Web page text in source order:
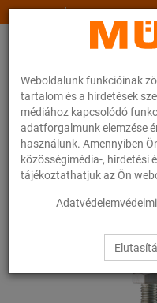
Weboldalunk funkcióinak
tartalom és a hirdetések
médiához kapcsolódó
adatforgalmunk elemzése
használunk. Amennyiben
közösségimédia-, hirdetési
tájékoztathatjuk az Ön
www.muepro.hu
Webáruhàz Rögzítéstechnika
Csuklós függesztő kapocs